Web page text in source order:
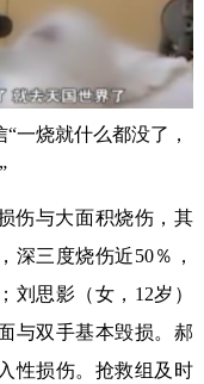
一烧就什么都没了，
伤与大面积烧伤，其
深三度烧伤近50％，
刘思影（女，12岁）
与双手基本毁损。郝
性损伤。抢救组及时